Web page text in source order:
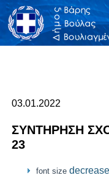
03.01.2022
ΣΥΝΤΗΡΗΣΗ
23
font size